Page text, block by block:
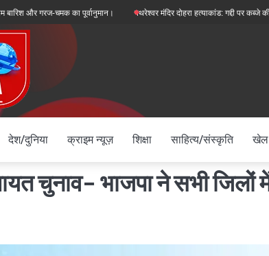
गरज-चमक का पूर्वानुमान। पथरेश्वर मंदिर दोहरा हत्याकांड: गद्दी पर कब्जे की
देश/दुनिया क्राइम न्यूज़ शिक्षा साहित्य/संस्कृति खेल
चुनाव- भाजपा ने सभी जिलों